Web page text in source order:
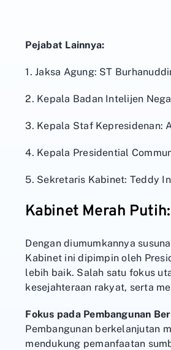
Pejabat Lainnya:
1. Jaksa Agung: ST
2. Kepala Badan Intelijen
3. Kepala Staf Kepresidenan:
4. Kepala Presidential
5. Sekretaris Kabinet: Teddy
Kabinet Merah
Dengan diumumkannya
Kabinet ini dipimpin oleh
lebih baik. Salah satu fokus
kesejahteraan rakyat, serta
Fokus pada Pembangunan
Pembangunan berkelanjutan
mendukung pemanfaatan